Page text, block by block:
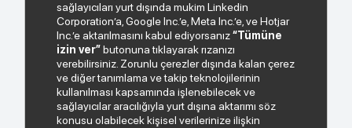
Paylaştığım kişisel verilerimin işlenmesi hususunda
“Kişisel Verilerin Korunması Politikası”okudum ve
sağlayıcıları yurt dışında mukim Linkedin
Corporation’a, Google Inc.’e, Meta Inc.’e, ve Hotjar
Inc.’e aktarılmasını kabul ediyorsanız“Tümüne
izin ver”butonuna tıklayarak rızanızı
verebilirsiniz. Zorunlu çerezler dışında kalan çerez
ve diğer tanımlama ve takip teknolojilerinin
kullanılması kapsamında işlenebilecek ve
sağlayıcılar aracılığıyla yurt dışına aktarımı söz
konusu olabilecek kişisel verilerinize ilişkin